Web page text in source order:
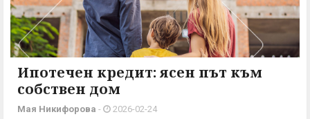
Ипотечен кредит: ясен път към
собствен дом
Мая Никифорова - 2026-02-24